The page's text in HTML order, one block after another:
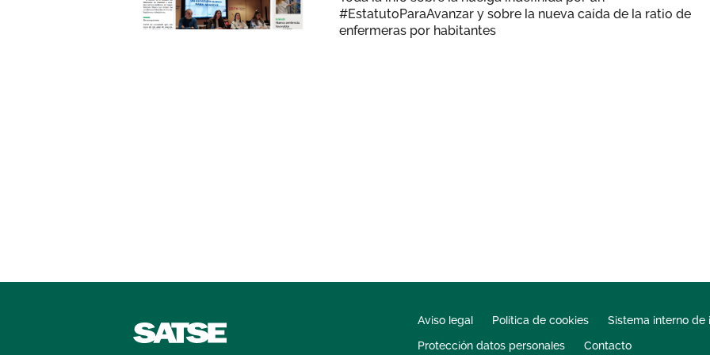
#EstatutoParaAvanzar y sobre la nueva caída de la ratio de
enfermeras por habitantes
Aviso legal Política de cookies
Sistema interno de
Protección datos personales
Contacto